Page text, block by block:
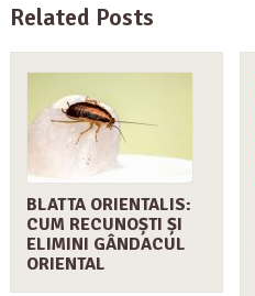
Related Posts
BLATTA ORIENTALIS:
CUM RECUNOȘTI ȘI
ELIMINI GÂNDACUL
ORIENTAL